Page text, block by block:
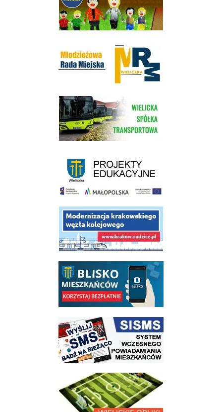
link do strony Wielickiej Spółki Transportowej
link do opisu projektu budowy linii kolejowej Krakow Rudzice
link do opisu aplikacji - BLISKO, Gmina Wieliczka w aplikacji Blisko
link do strony systemu wczesnego ostrzegania mieszkańców SISMS
link do opisu projektu Wielickie Orliki